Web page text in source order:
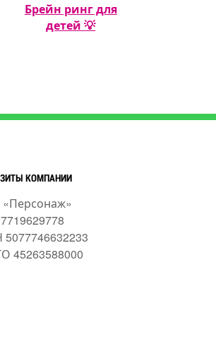
Брейн ринг для
детей 💡
КОМПАНИИ
45263588000